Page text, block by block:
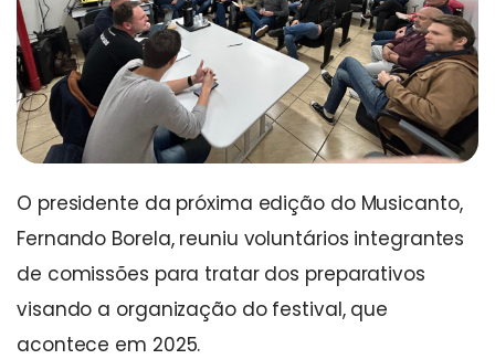
O presidente da próxima edição do Musicanto,
Fernando Borela, reuniu voluntários integrantes
de comissões para tratar dos preparativos
visando a organização do festival, que
acontece em 2025.